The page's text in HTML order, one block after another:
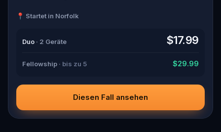
suspects, and expose the real murderer before they strike
📍 Startet in Norfolk
Duo · 2 Geräte $17.99
Fellowship · bis zu 5 $29.99
Diesen Fall ansehen